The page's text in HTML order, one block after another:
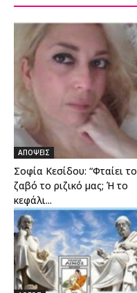
ΑΠΟΨΕΙΣ
Σοφία Κεσίδου: “Φταίει το
ζαβό το ριζικό μας; Ή το
κεφάλι...